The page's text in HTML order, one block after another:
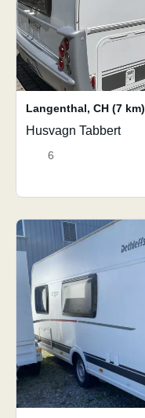
Langenthal, CH (7 km)
Husvagn Tabbert
6